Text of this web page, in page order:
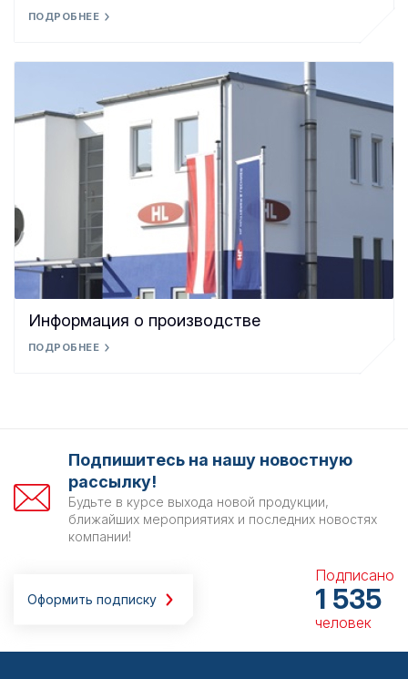
ПОДРОБНЕЕ
Информация о производстве
ПОДРОБНЕЕ
Подпишитесь на нашу новостную
рассылку!
Будьте в курсе выхода новой продукции,
ближайших мероприятиях и последних новостях
компании!
Оформить подписку
Подписано
1 535
человек